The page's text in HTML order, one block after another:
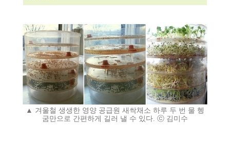
▲ 겨울철 생생한 영양 공급원 새싹채소 하루 두 번 물 헹
굼만으로 간편하게 길러 낼 수 있다. ⓒ 김미수